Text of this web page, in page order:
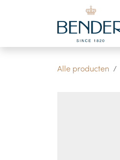
Overslaan naar inhoud
Alle producten